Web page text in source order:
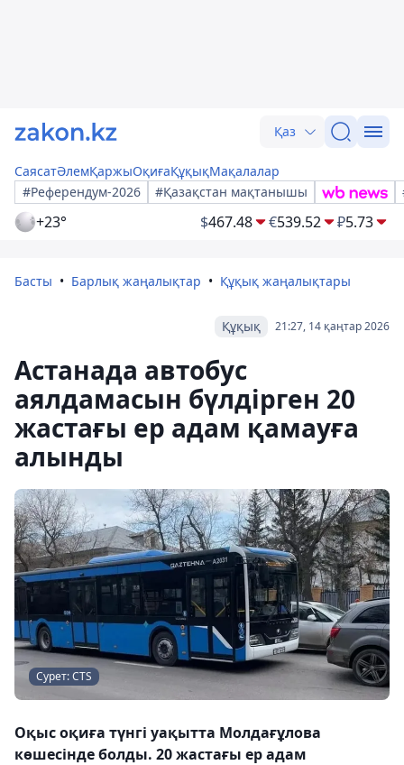
Қаз
СаясатӘлемҚаржыОқиғаҚұқықМақалалар
#Референдум-2026
#Қазақстан мақтанышы
+23° $467.48 €539.52 ₽5.73
Басты Барлық жаңалықтар Құқық жаңалықтары
21:27, 14 қаңтар 2026
Құқық
Астанада автобус
аялдамасын бүлдірген 20
жастағы ер адам қамауға
алынды
Сурет: CTS
Оқыс оқиға түнгі уақытта Молдағұлова
көшесінде болды. 20 жастағы ер адам